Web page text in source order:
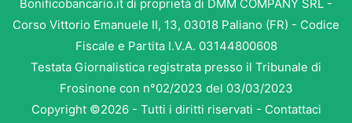
Bonificobancario.it di proprietà di DMM COMPANY SRL -
Corso Vittorio Emanuele II, 13, 03018 Paliano (FR) - Codice
Fiscale e Partita I.V.A. 03144800608
Testata Giornalistica registrata presso il Tribunale di
Frosinone con n°02/2023 del 03/03/2023
Copyright ©2026 - Tutti i diritti riservati - Contattaci